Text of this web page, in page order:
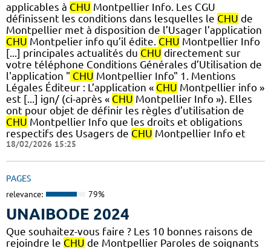
applicables à CHU Montpellier Info. Les CGU
définissent les conditions dans lesquelles le CHU de
Montpellier met à disposition de l’Usager l’application
CHU Montpelier info qu’il édite. CHU Montpellier Info
[...] principales actualités du CHU directement sur
votre téléphone Conditions Générales d’Utilisation de
l'application " CHU Montpellier Info" 1. Mentions
Légales Éditeur : L’application « CHU Montpellier info »
est [...] ign/ (ci-après « CHU Montpellier Info »). Elles
ont pour objet de définir les règles d’utilisation de
CHU Montpellier Info que les droits et obligations
respectifs des Usagers de CHU Montpellier Info et
18/02/2026 15:25
PAGES
relevance: 79%
UNAIBODE 2024
Que souhaitez-vous faire ? Les 10 bonnes raisons de
rejoindre le CHU de Montpellier Paroles de soignants